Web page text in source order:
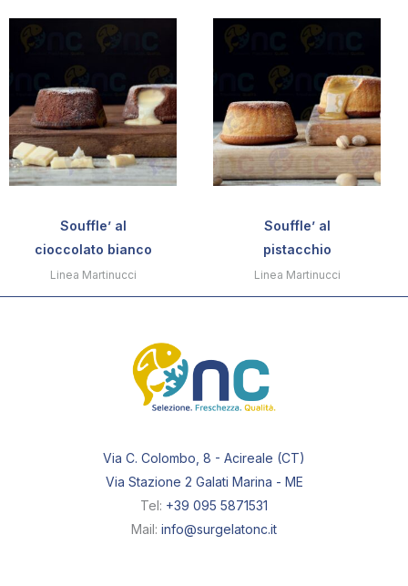
Souffle’ al
cioccolato bianco
Linea Martinucci
Souffle’ al
pistacchio
Linea Martinucci
Via C. Colombo, 8 - Acireale (CT)
Via Stazione 2 Galati Marina - ME
Tel: +39 095 5871531
Mail: info@surgelatonc.it